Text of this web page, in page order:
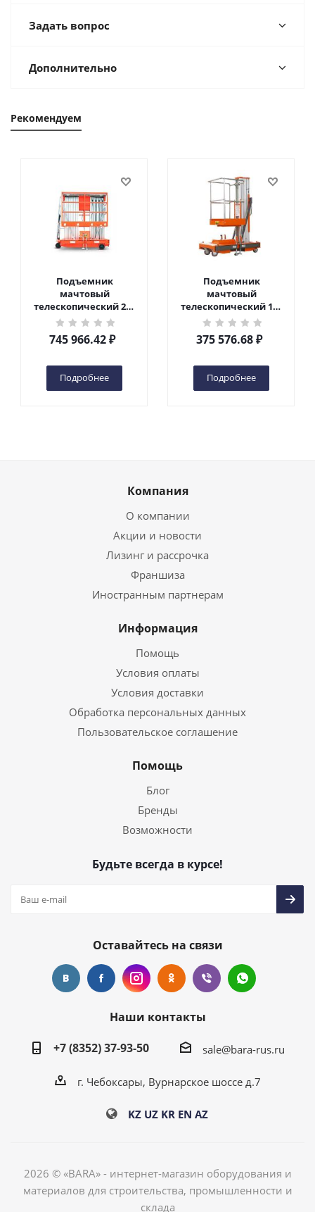
Задать вопрос
Дополнительно
Рекомендуем
Подъемник
мачтовый
телескопический 200
кг 10 м TOR GTWY10-
200S DC 2-мачтовый
(автономный) (N) в
745 966.42₽
Подробнее
Подъемник
мачтовый
телескопический 125
кг 6 м TOR GTWY6-100
DC 1-мачтовый
(автономный) (G) в
375 576.68₽
Подробнее
Компания
О компании
Акции и новости
Лизинг и рассрочка
Франшиза
Иностранным партнерам
Информация
Помощь
Условия оплаты
Условия доставки
Обработка персональных данных
Пользовательское соглашение
Помощь
Блог
Бренды
Возможности
Будьте всегда в курсе!
Оставайтесь на связи
Наши контакты
+7 (8352) 37-93-50
sale@bara-rus.ru
г. Чебоксары, Вурнарское шоссе д.7
KZ UZ KR EN AZ
2026 © «BARA» - интернет-магазин оборудования и
материалов для строительства, промышленности и
склада